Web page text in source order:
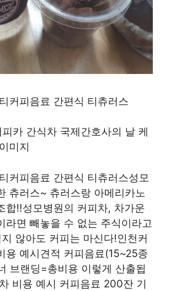
커피음료 간편식 티츄러스
커피음료 간편식 티츄러스성모
츄러스~ 츄러스랑 아메리카노
합!!성모병원의 커피차, 차가운
라면 빼놓을 수 없는 주식이라고
않아도 커피는 마신다!인천커
용 예시견적 커피음료(15~25종
브랜딩=총비용 이렇게 산출됩
비용 예시 커피음료 200잔 기